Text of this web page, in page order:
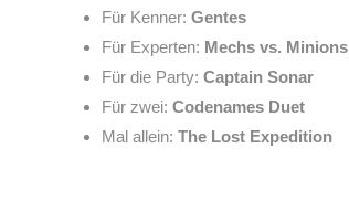
Für Kenner: Gentes
Für Experten: Mechs vs. Minions
Für die Party: Captain Sonar
Für zwei: Codenames Duet
Mal allein: The Lost Expedition